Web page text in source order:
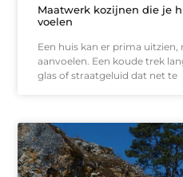
Maatwerk kozijnen die je
voelen
Een huis kan er prima
aanvoelen. Een koude trek
glas of straatgeluid dat net te